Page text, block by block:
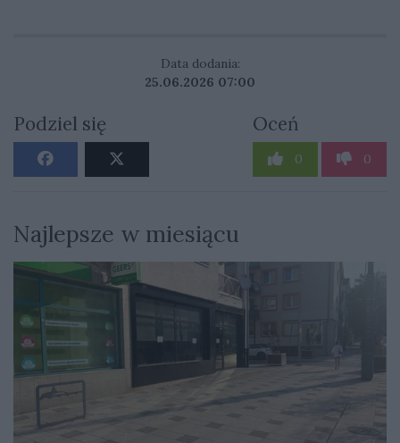
Data dodania:
25.06.2026 07:00
Podziel się Oceń
0 0
Najlepsze w miesiącu